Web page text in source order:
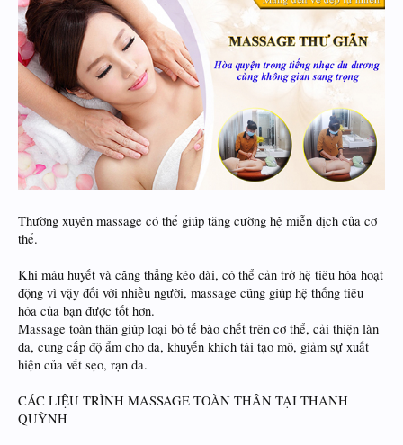
Thường xuyên massage có thể giúp tăng cường hệ miễn dịch của cơ
thể.
Khi máu huyết và căng thẳng kéo dài, có thể cản trở hệ tiêu hóa hoạt
động vì vậy đối với nhiều người, massage cũng giúp hệ thống tiêu
hóa của bạn được tốt hơn.
Massage toàn thân giúp loại bỏ tế bào chết trên cơ thể, cải thiện làn
da, cung cấp độ ẩm cho da, khuyến khích tái tạo mô, giảm sự xuất
hiện của vết sẹo, rạn da.
CÁC LIỆU TRÌNH MASSAGE TOÀN THÂN TẠI THANH
QUỲNH